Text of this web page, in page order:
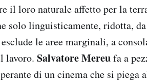
il loro naturale affetto per la
solo linguisticamente, ridotta,
le aree marginali, a
lavoro. Salvatore Mereufa a
di un cinema che si piega